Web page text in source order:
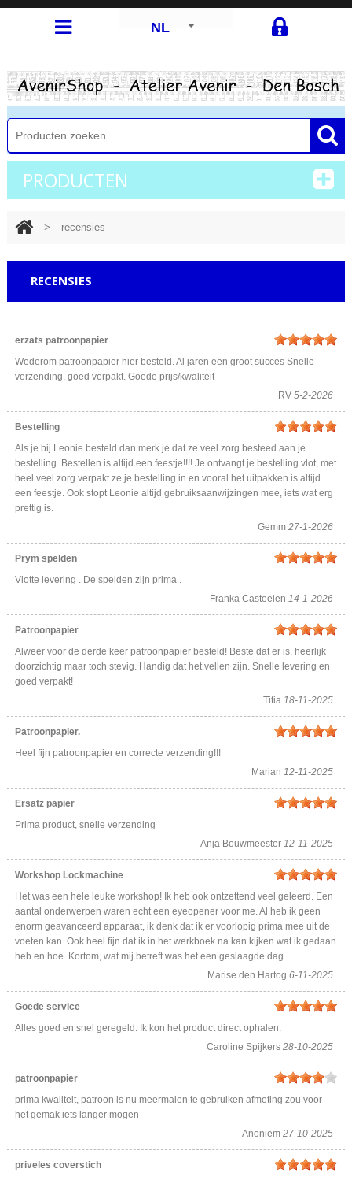
NL
PRODUCTEN
> recensies
RECENSIES
erzats patroonpapier
Wederom patroonpapier hier besteld. Al jaren een groot succes Snelle
verzending, goed verpakt. Goede prijs/kwaliteit
RV 5-2-2026
Bestelling
Als je bij Leonie besteld dan merk je dat ze veel zorg besteed aan je
bestelling. Bestellen is altijd een feestje!!!! Je ontvangt je bestelling vlot, met
heel veel zorg verpakt ze je bestelling in en vooral het uitpakken is altijd
een feestje. Ook stopt Leonie altijd gebruiksaanwijzingen mee, iets wat erg
prettig is.
Gemm 27-1-2026
Prym spelden
Vlotte levering . De spelden zijn prima .
Franka Casteelen 14-1-2026
Patroonpapier
Alweer voor de derde keer patroonpapier besteld! Beste dat er is, heerlijk
doorzichtig maar toch stevig. Handig dat het vellen zijn. Snelle levering en
goed verpakt!
Titia 18-11-2025
Patroonpapier.
Heel fijn patroonpapier en correcte verzending!!!
Marian 12-11-2025
Ersatz papier
Prima product, snelle verzending
Anja Bouwmeester12-11-2025
Workshop Lockmachine
Het was een hele leuke workshop! Ik heb ook ontzettend veel geleerd. Een
aantal onderwerpen waren echt een eyeopener voor me. Al heb ik geen
enorm geavanceerd apparaat, ik denk dat ik er voorlopig prima mee uit de
voeten kan. Ook heel fijn dat ik in het werkboek na kan kijken wat ik gedaan
heb en hoe. Kortom, wat mij betreft was het een geslaagde dag.
Marise den Hartog 6-11-2025
Goede service
Alles goed en snel geregeld. Ik kon het product direct ophalen.
Caroline Spijkers28-10-2025
patroonpapier
prima kwaliteit, patroon is nu meermalen te gebruiken afmeting zou voor
het gemak iets langer mogen
Anoniem 27-10-2025
priveles coverstich